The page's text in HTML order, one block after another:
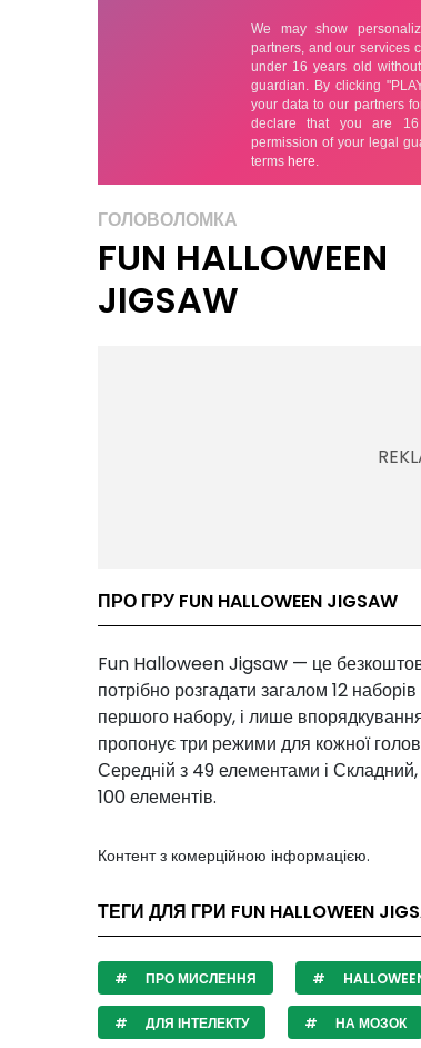
ГОЛОВОЛОМКА
FUN HALLOWEEN
JIGSAW
ПРО ГРУ FUN HALLOWEEN JIGSAW
Fun Halloween Jigsaw — це
потрібно розгадати загалом 12
першого набору, і лише
пропонує три режими для кожної
Середній з 49 елементами і
100 елементів.
Контент з комерційною інформацією.
ТЕГИ ДЛЯ ГРИ FUN HALLOWEEN
ПРО МИСЛЕННЯ
ДЛЯ ІНТЕЛЕКТУ НА МОЗОК